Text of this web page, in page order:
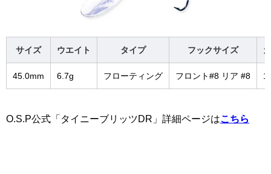
サイズ ウエイト タイプ フックサイズ
45.0mm 6.7g フローティング フロント#8 リア #8
O.S.P公式「タイニーブリッツDR」詳細ページはこちら